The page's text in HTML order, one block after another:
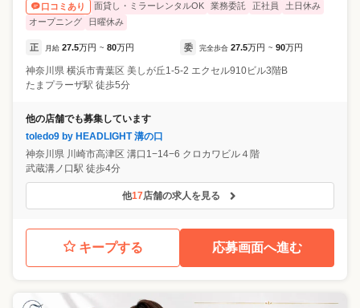
口コミあり 面貸し・ミラーレンタルOK 業務委託 正社員
土日休み
オープニング
日曜休み
正 月給 27.5万円 ~ 80万円 委 完全歩合 27.5万円 ~ 90万円
神奈川県 横浜市青葉区 美しが丘1-5-2 エクセル910ビル3階B
たまプラーザ駅 徒歩5分
他の店舗でも募集しています
toledo9 by HEADLIGHT 溝の口
神奈川県 川崎市高津区 溝口1−14−6 クロカワビル４階
武蔵溝ノ口駅 徒歩4分
他17店舗の求人を見る
キープする 応募画面へ進む